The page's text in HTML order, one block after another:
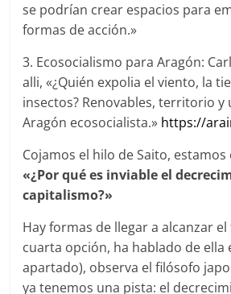
se podrían crear espacios para
formas de acción.»
3. Ecosocialismo para Aragón:
alli, «¿Quién expolia el viento, la
insectos? Renovables, territorio y
Aragón ecosocialista.» https://
Cojamos el hilo de Saito,
«¿Por qué es inviable el
capitalismo?»
Hay formas de llegar a alcanzar
cuarta opción, ha hablado de ella
apartado), observa el filósofo
ya tenemos una pista: el